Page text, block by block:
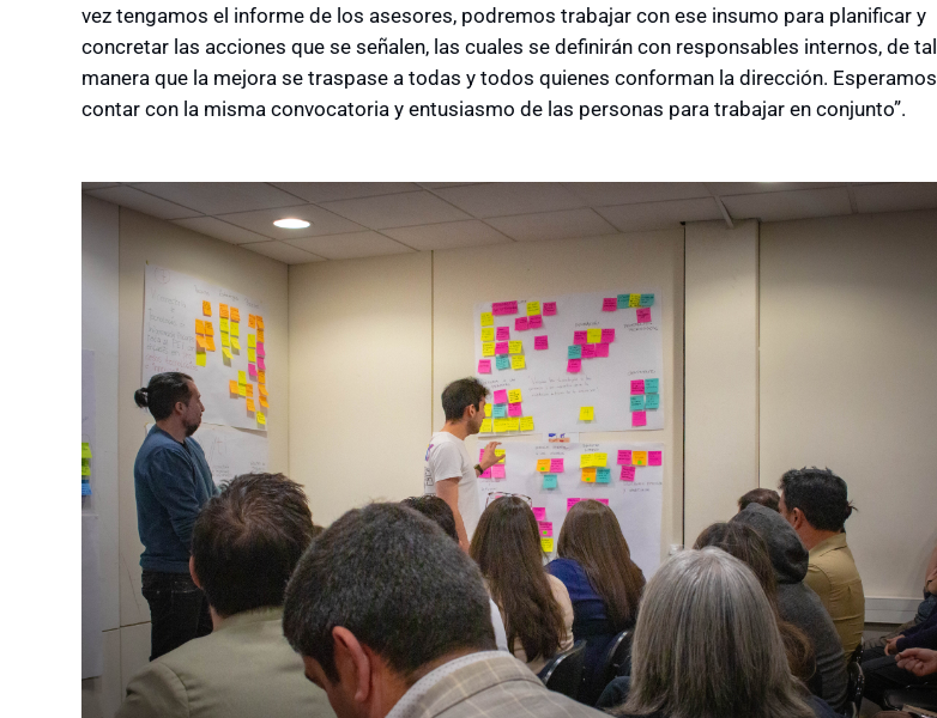
vez tengamos el informe de los asesores, podremos trabajar con ese insumo para planificar y
concretar las acciones que se señalen, las cuales se definirán con responsables internos, de tal
manera que la mejora se traspase a todas y todos quienes conforman la dirección. Esperamos
contar con la misma convocatoria y entusiasmo de las personas para trabajar en conjunto”.